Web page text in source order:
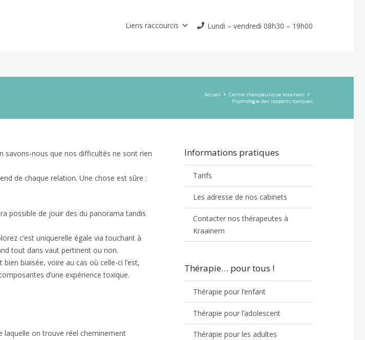
Liens raccourcis Lundi – vendredi 08h30 – 19h00
Accueil
Centre therapeutique kraainem
Psychologie des rapports toxiques
savons-nous que nos difficultés ne sont rien
de chaque relation. Une chose est sûre :
possible de jouir des du panorama tandis
c’est uniquerelle égale via touchant à
tout dans vaut pertinent ou non.
biaisée, voire au cas où celle-ci l’est,
d’une expérience toxique.
laquelle on trouve réel cheminement
Informations pratiques
Tarifs
Les adresse de nos cabinets
Contacter nos thérapeutes à
Kraainem
Thérapie… pour tous !
Thérapie pour l’enfant
Thérapie pour l’adolescent
Thérapie pour les adultes